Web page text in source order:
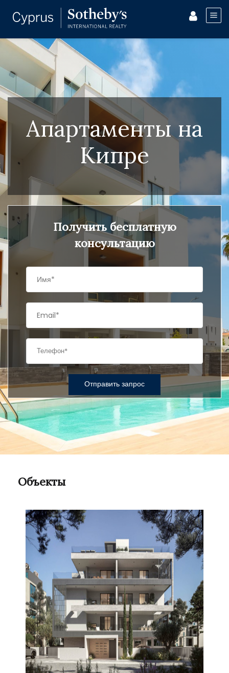
Апартаменты на
Кипре
Получить бесплатную
консультацию
Отправить запрос
Объекты